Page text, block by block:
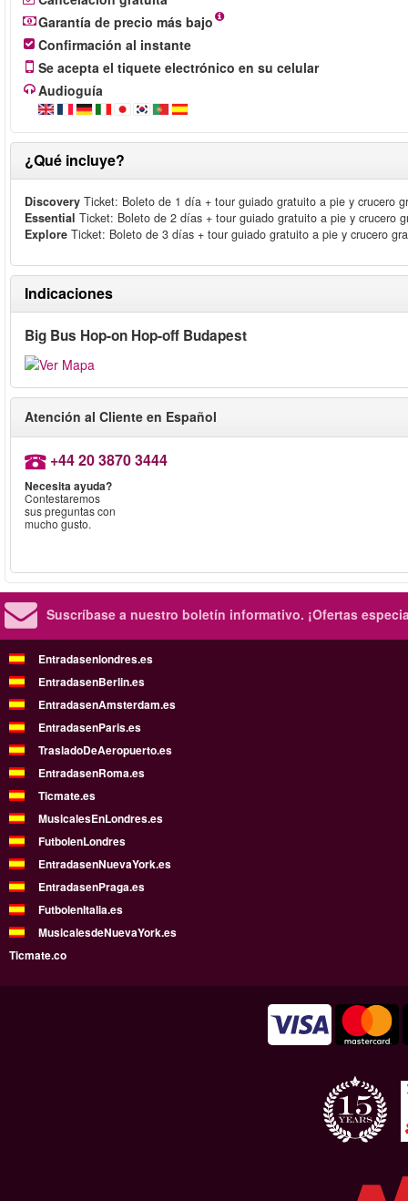
Garantía de precio más bajo
Confirmación al instante
Se acepta el tiquete electrónico en su celular
Audioguía
¿Qué incluye?
Discovery Ticket: Boleto de 1 día + tour guiado gratuito a pie y crucero
Essential Ticket: Boleto de 2 días + tour guiado gratuito a pie y crucero
Explore Ticket: Boleto de 3 días + tour guiado gratuito a pie y crucero
Indicaciones
Big Bus Hop-on Hop-off Budapest
Atención al Cliente en Español
+44 20 3870 3444
Necesita ayuda?
Contestaremos
sus preguntas con
mucho gusto.
Suscríbase a nuestro boletín informativo. ¡Ofertas
Entradasenlondres.es
EntradasenBerlin.es
EntradasenAmsterdam.es
EntradasenParis.es
TrasladoDeAeropuerto.es
EntradasenRoma.es
Ticmate.es
MusicalesEnLondres.es
FutbolenLondres
EntradasenNuevaYork.es
EntradasenPraga.es
FutbolenItalia.es
MusicalesdeNuevaYork.es
Ticmate.co